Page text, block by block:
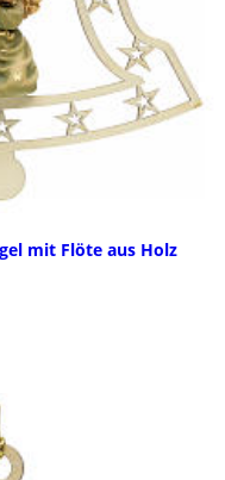
mit Flöte aus Holz